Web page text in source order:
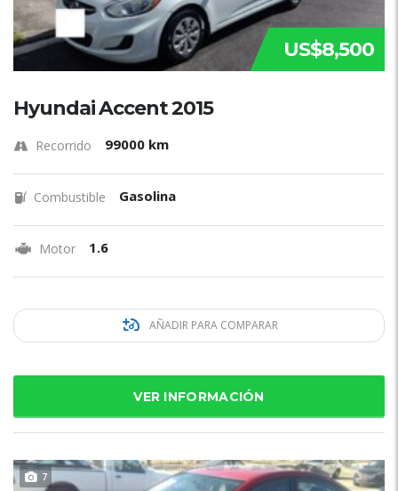
US$8,500
Hyundai Accent 2015
Recorrido 99000 km
Combustible Gasolina
Motor 1.6
AÑADIR PARA COMPARAR
VER INFORMACIÓN
7